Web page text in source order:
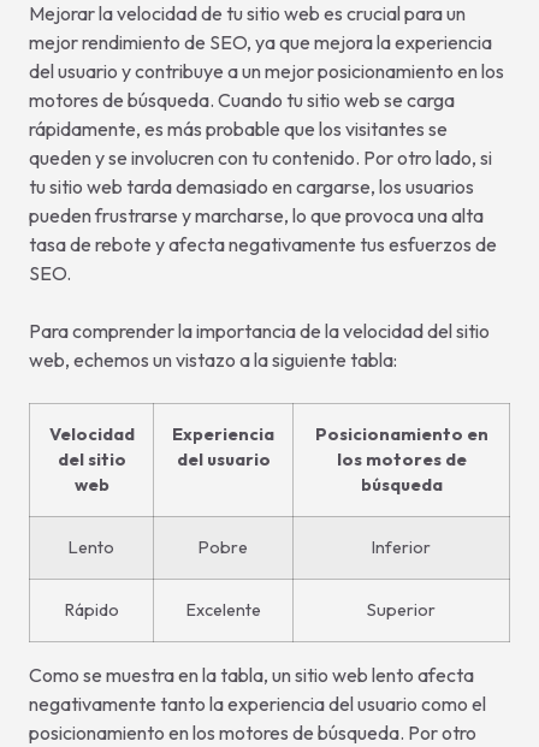
Mejorar la velocidad de tu sitio web es crucial para un
mejor rendimiento de SEO, ya que mejora la experiencia
del usuario y contribuye a un mejor posicionamiento en los
motores de búsqueda. Cuando tu sitio web se carga
rápidamente, es más probable que los visitantes se
queden y se involucren con tu contenido. Por otro lado, si
tu sitio web tarda demasiado en cargarse, los usuarios
pueden frustrarse y marcharse, lo que provoca una alta
tasa de rebote y afecta negativamente tus esfuerzos de
SEO.
Para comprender la importancia de la velocidad del sitio
web, echemos un vistazo a la siguiente tabla:
Velocidad
del sitio
web
Experiencia
del usuario
Posicionamiento en
los motores de
búsqueda
Lento Pobre Inferior
Rápido Excelente Superior
Como se muestra en la tabla, un sitio web lento afecta
negativamente tanto la experiencia del usuario como el
posicionamiento en los motores de búsqueda. Por otro